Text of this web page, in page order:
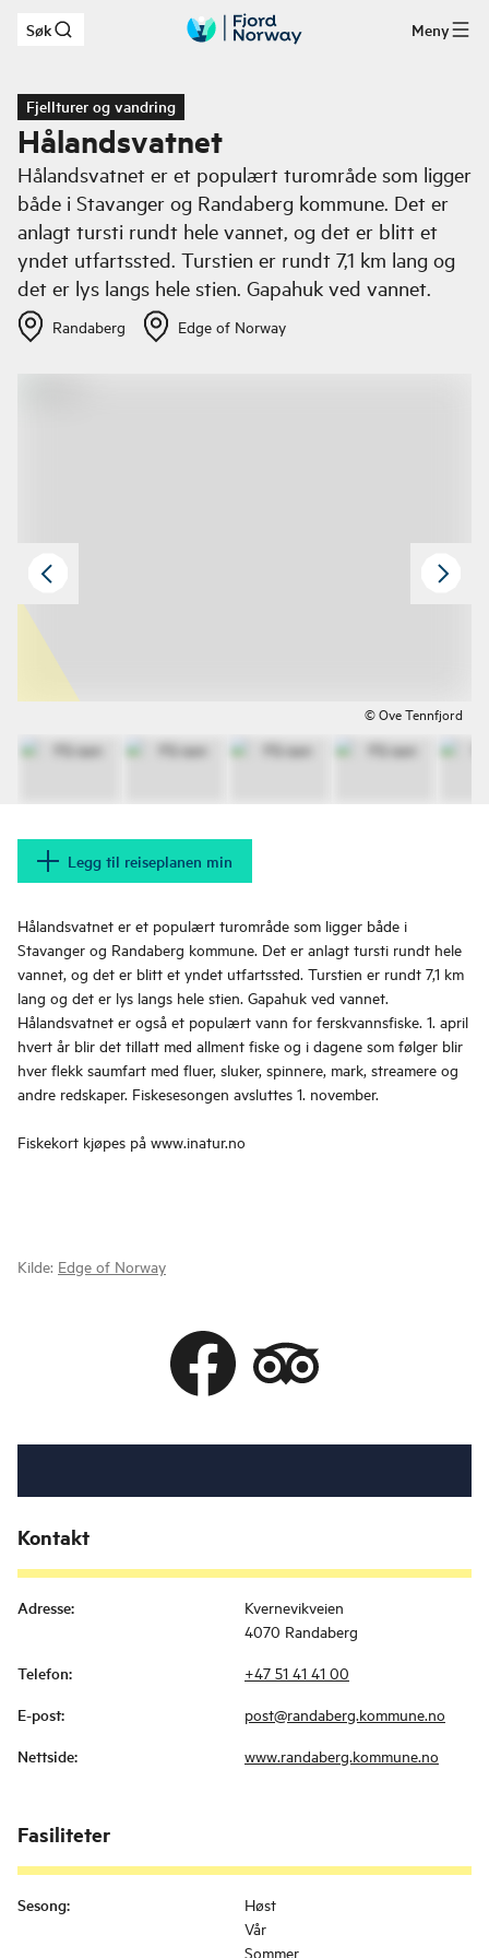
Hopp til hovedinnhold
Søk Meny
Fjellturer og vandring
Hålandsvatnet
Hålandsvatnet er et populært turområde som ligger
både i Stavanger og Randaberg kommune. Det er
anlagt tursti rundt hele vannet, og det er blitt et
yndet utfartssted. Turstien er rundt 7,1 km lang og
det er lys langs hele stien. Gapahuk ved vannet.
Randaberg Edge of Norway
© Ove Tennfjord
Legg til reiseplanen min
Hålandsvatnet er et populært turområde som ligger både i
Stavanger og Randaberg kommune. Det er anlagt tursti rundt hele
vannet, og det er blitt et yndet utfartssted. Turstien er rundt 7,1 km
lang og det er lys langs hele stien. Gapahuk ved vannet.
Hålandsvatnet er også et populært vann for ferskvannsfiske. 1. april
hvert år blir det tillatt med allment fiske og i dagene som følger blir
hver flekk saumfart med fluer, sluker, spinnere, mark, streamere og
andre redskaper. Fiskesesongen avsluttes 1. november.
Fiskekort kjøpes på www.inatur.no
Kilde: Edge of Norway
Kontakt
Adresse:
Kvernevikveien
4070 Randaberg
Telefon: +47 51 41 41 00
E-post: post@randaberg.kommune.no
Nettside: www.randaberg.kommune.no
Fasiliteter
Sesong:
Høst
Vår
Sommer